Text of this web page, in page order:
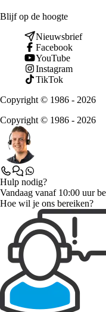
Blijf op de hoogte
Nieuwsbrief
Facebook
YouTube
Instagram
TikTok
Copyright © 1986 - 2026
Copyright © 1986 - 2026
Hulp nodig?
Vandaag vanaf 10:00 uur
Hoe wil je ons bereiken?